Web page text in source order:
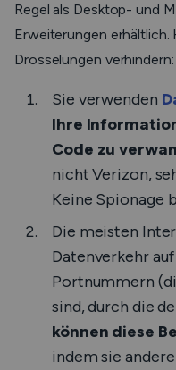
Regel als Desktop- und
Erweiterungen erhältlich.
Drosselungen verhindern:
Sie verwenden
Ihre
Code zu
nicht Verizon,
Keine Spionage
Die meisten
Datenverkehr
Portnummern
sind, durch die
können diese
indem sie